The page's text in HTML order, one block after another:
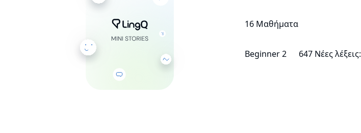
16 Μαθήματα
Beginner 2 647 Νέες λέξεις: